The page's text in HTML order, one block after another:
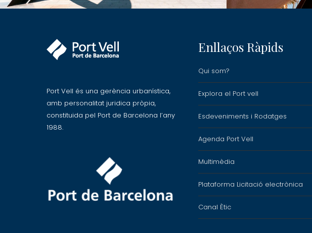
Port Vell és una gerència urbanística,
amb personalitat juridica pròpia,
constituida pel Port de Barcelona l’any
1988.
Enllaços Ràpids
Qui som?
Explora el Port vell
Esdeveniments i Rodatges
Agenda Port Vell
Multimèdia
Plataforma Licitació electrònica
Canal Ètic